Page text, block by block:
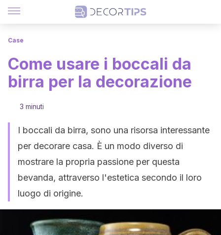
Case
Come usare i boccali da
birra per la decorazione
3 minuti
I boccali da birra, sono una risorsa interessante
per decorare casa. È un modo diverso di
mostrare la propria passione per questa
bevanda, attraverso l'estetica secondo il loro
luogo di origine.